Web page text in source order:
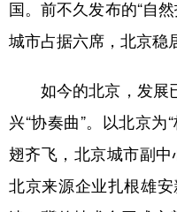
国。前不久发布的“自
城市占据六席，北京稳
如今的北京，发展已
兴“协奏曲”。以北京为
翅齐飞，北京城市副
北京来源企业扎根雄